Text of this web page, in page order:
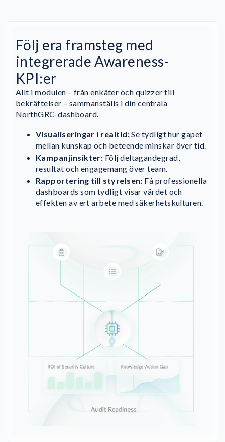
Följ era framsteg med
integrerade Awareness-
KPI:er
Allt i modulen – från enkäter och quizzer till
bekräftelser – sammanställs i din centrala
NorthGRC-dashboard.
Visualiseringar i realtid:Se tydligt hur gapet
mellan kunskap och beteende minskar över tid.
Kampanjinsikter: Följ deltagandegrad,
resultat och engagemang över team.
Rapportering till styrelsen: Få professionella
dashboards som tydligt visar värdet och
effekten av ert arbete med säkerhetskulturen.